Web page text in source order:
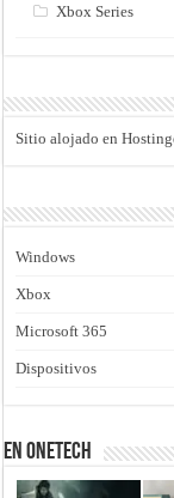
Xbox Series
Sitio alojado en
Windows
Xbox
Microsoft 365
Dispositivos
En Onetech